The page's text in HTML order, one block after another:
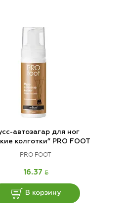
автозагар для ног
колготки” PRO FOOT
PRO FOOT
16.37 BYN
В корзину